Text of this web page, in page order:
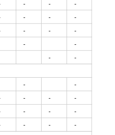
- - -
- - -
- -
-
-
-
-
-
-
-
- -
-
- - -
- -
-